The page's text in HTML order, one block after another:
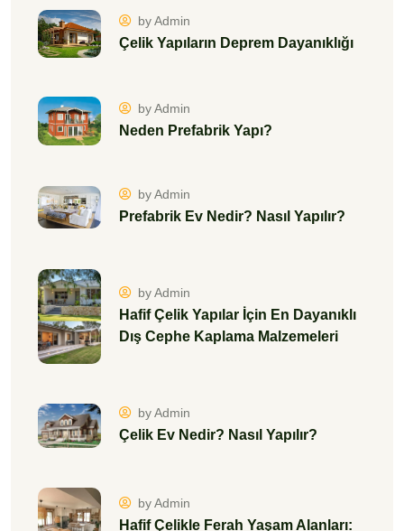
by Admin
Çelik Yapıların Deprem Dayanıklığı
by Admin
Neden Prefabrik Yapı?
by Admin
Prefabrik Ev Nedir? Nasıl Yapılır?
by Admin
Hafif Çelik Yapılar İçin En Dayanıklı
Dış Cephe Kaplama Malzemeleri
by Admin
Çelik Ev Nedir? Nasıl Yapılır?
by Admin
Hafif Çelikle Ferah Yaşam Alanları: